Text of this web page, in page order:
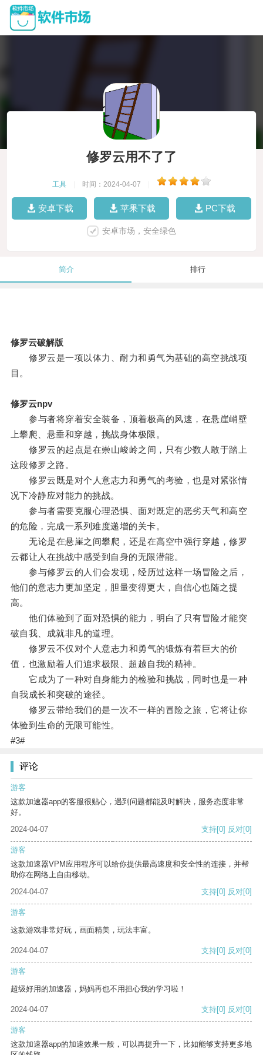
修罗云用不了了
工具 时间：2024-04-07
安卓下载 苹果下载 PC下载
安卓市场，安全绿色
简介 排行
修罗云破解版
修罗云是一项以体力、耐力和勇气为基础的高空挑战项
目。
修罗云npv
参与者将穿着安全装备，顶着极高的风速，在悬崖峭壁
上攀爬、悬垂和穿越，挑战身体极限。
修罗云的起点是在崇山峻岭之间，只有少数人敢于踏上
这段修罗之路。
修罗云既是对个人意志力和勇气的考验，也是对紧张情
况下冷静应对能力的挑战。
参与者需要克服心理恐惧、面对既定的恶劣天气和高空
的危险，完成一系列难度递增的关卡。
无论是在悬崖之间攀爬，还是在高空中强行穿越，修罗
云都让人在挑战中感受到自身的无限潜能。
参与修罗云的人们会发现，经历过这样一场冒险之后，
他们的意志力更加坚定，胆量变得更大，自信心也随之提
高。
他们体验到了面对恐惧的能力，明白了只有冒险才能突
破自我、成就非凡的道理。
修罗云不仅对个人意志力和勇气的锻炼有着巨大的价
值，也激励着人们追求极限、超越自我的精神。
它成为了一种对自身能力的检验和挑战，同时也是一种
自我成长和突破的途径。
修罗云带给我们的是一次不一样的冒险之旅，它将让你
体验到生命的无限可能性。
#3#
评论
游客
这款加速器app的客服很贴心，遇到问题都能及时解决，服务态度非常
好。
2024-04-07
支持[0] 反对[0]
游客
这款加速器VPM应用程序可以给你提供最高速度和安全性的连接，并帮
助你在网络上自由移动。
2024-04-07
支持[0] 反对[0]
游客
这款游戏非常好玩，画面精美，玩法丰富。
2024-04-07 支持[0] 反对[0]
游客
超级好用的加速器，妈妈再也不用担心我的学习啦！
2024-04-07 支持[0] 反对[0]
游客
这款加速器app的加速效果一般，可以再提升一下，比如能够支持更多地